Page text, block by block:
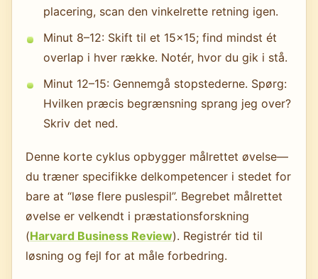
placering, scan den vinkelrette retning igen.
Minut 8–12: Skift til et 15×15; find mindst ét
overlap i hver række. Notér, hvor du gik i stå.
Minut 12–15: Gennemgå stopstederne. Spørg:
Hvilken præcis begrænsning sprang jeg over?
Skriv det ned.
Denne korte cyklus opbygger målrettet øvelse—
du træner specifikke delkompetencer i stedet for
bare at “løse flere puslespil”. Begrebet målrettet
øvelse er velkendt i præstationsforskning
(Harvard Business Review). Registrér tid til
løsning og fejl for at måle forbedring.